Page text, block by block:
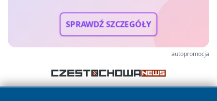
SPRAWDŹ SZCZEGÓŁY
autopromocja